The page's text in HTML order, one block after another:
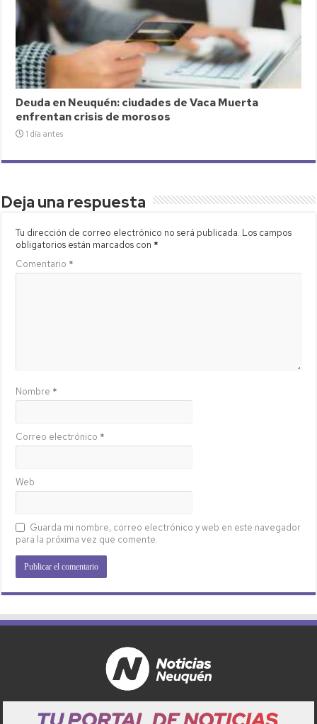
Deuda en Neuquén: ciudades de Vaca Muerta
enfrentan crisis de morosos
1 día antes
Deja una respuesta
Tu dirección de correo electrónico no será publicada. Los campos
obligatorios están marcados con *
Comentario *
Nombre *
Correo electrónico *
Web
Guarda mi nombre, correo electrónico y web en este navegador
para la próxima vez que comente.